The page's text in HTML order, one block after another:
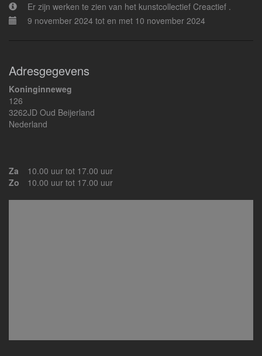
Er zijn werken te zien van het kunstcollectief Creactief .
9 november 2024 tot en met 10 november 2024
Adresgegevens
Koninginneweg
126
3262JD Oud Beijerland
Nederland
Za
10.00 uur tot 17.00 uur
Zo
10.00 uur tot 17.00 uur